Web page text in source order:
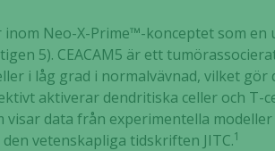
Neo-X-Prime™-konceptet som
5). CEACAM5 är ett
i låg grad i normalvävnad, vilket
aktiverar dendritiska celler och
data från experimentella
vetenskapliga tidskriften JITC.1
Nödvändiga